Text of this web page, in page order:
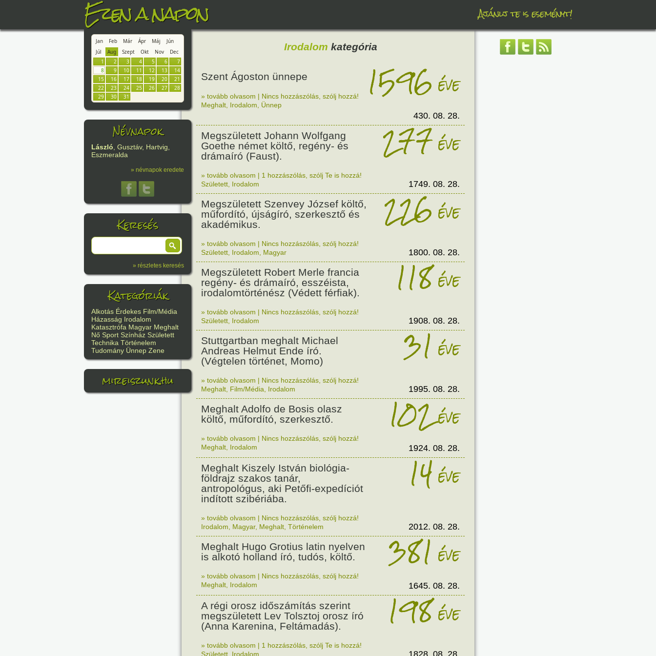
Ezen a napon Ajánlj te is eseményt!
Jan Feb Már Ápr Máj
Jún
Júl
Aug Szept Okt Nov
Dec
1
2 3 4 5 6
7
8
9 10 11 12 13
14
15
16 17 18 19 20
21
22
23 24 25 26 27
28
29
30 31
Névnapok
László, Gusztáv, Hartvig,
Eszmeralda
» névnapok eredete
Keresés
» részletes keresés
Kategóriák
Alkotás Érdekes Film/Média
Házasság Irodalom
Katasztrófa Magyar Meghalt
Nő Sport Színház Született
Technika Történelem
Tudomány Ünnep Zene
mireiszunk.hu
Irodalom kategória
Szent Ágoston ünnepe 1596 éve
» tovább olvasom | Nincs hozzászólás, szólj hozzá!
Meghalt Irodalom Ünnep
430. 08. 28.
Megszületett Johann Wolfgang
Goethe német költő, regény- és
drámaíró (Faust).
277éve
» tovább olvasom | 1 hozzászólás, szólj Te is hozzá!
Született Irodalom 1749. 08. 28.
Megszületett Szenvey József költő,
műfordító, újságíró, szerkesztő és
akadémikus.
226éve
» tovább olvasom | Nincs hozzászólás, szólj hozzá!
Született Irodalom Magyar 1800. 08. 28.
Megszületett Robert Merle francia
regény- és drámaíró, esszéista,
irodalomtörténész (Védett férfiak).
118éve
» tovább olvasom | Nincs hozzászólás, szólj hozzá!
Született Irodalom 1908. 08. 28.
Stuttgartban meghalt Michael
Andreas Helmut Ende író.
(Végtelen történet, Momo)
31éve
» tovább olvasom | Nincs hozzászólás, szólj hozzá!
Meghalt Film/Média Irodalom 1995. 08. 28.
Meghalt Adolfo de Bosis olasz
költő, műfordító, szerkesztő.
102éve
» tovább olvasom | Nincs hozzászólás, szólj hozzá!
Meghalt Irodalom 1924. 08. 28.
Meghalt Kiszely István biológia-
földrajz szakos tanár,
antropológus, aki Petőfi-expedíciót
indított szibériába.
14éve
» tovább olvasom | Nincs hozzászólás, szólj hozzá!
Irodalom
Magyar, Meghalt Történelem 2012. 08. 28.
Meghalt Hugo Grotius latin nyelven
is alkotó holland író, tudós, költő.
381éve
» tovább olvasom | Nincs hozzászólás, szólj hozzá!
Meghalt Irodalom 1645. 08. 28.
A régi orosz időszámítás szerint
megszületett Lev Tolsztoj orosz író
(Anna Karenina, Feltámadás).
198éve
» tovább olvasom | 1 hozzászólás, szólj Te is hozzá!
Született Irodalom 1828. 08. 28.